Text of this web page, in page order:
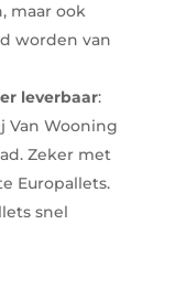
maar ook
worden van
leverbaar:
Van Wooning
Zeker met
Europallets.
snel